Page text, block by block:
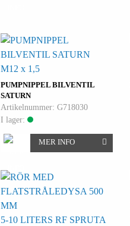
PUMPNIPPEL BILVENTIL
SATURN
M12 x 1,5
Artikelnummer: G718030
I lager:
MER INFO
5-10 LITERS RF SPRUTA